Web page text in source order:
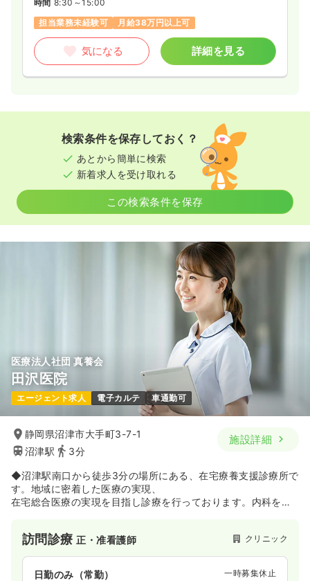
時間 8:30～15:00
担当業務未経験可
月給38万円以上可
気になる 詳細を見る
検索条件を保存しておく？
あとから簡単に検索
新着求人を受け取れる
この検索条件を保存
医療法人社団 真養会
田沢医院
エージェント求人 電子カルテ 車通勤可
静岡県沼津市大手町3-7-1
沼津駅
3分
施設詳細
◆沼津駅南口から徒歩3分の場所にある、在宅療養支援診療所で
す。地域に密着した医療の実現、
在宅総合医療の実現を目指し診療を行っております。内科を中
訪問診療正・准看護師 クリニック
日勤のみ（常勤） 一時募集休止